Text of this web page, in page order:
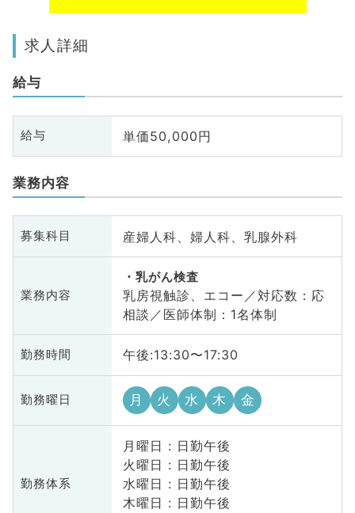
求人詳細
給与
給与 単価50,000円
業務内容
募集科目 産婦人科、婦人科、乳腺外科
業務内容
乳がん検査
乳房視触診、エコー／対応数：応
相談／医師体制：1名体制
勤務時間 午後:13:30〜17:30
勤務曜日 月 火 水 木 金
勤務体系
月曜日 : 日勤午後
火曜日 : 日勤午後
水曜日 : 日勤午後
木曜日 : 日勤午後